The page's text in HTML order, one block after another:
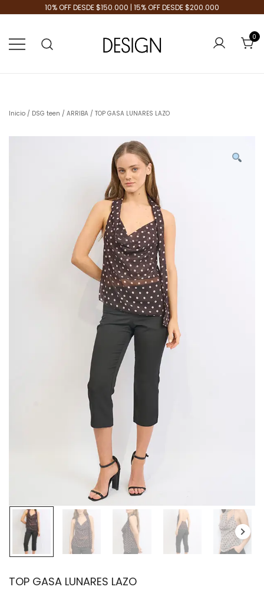
10% OFF DESDE $150.000 | 15% OFF DESDE $200.000
0
Inicio / DSG teen / ARRIBA / TOP GASA LUNARES LAZO
TOP GASA LUNARES LAZO